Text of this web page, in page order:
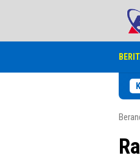
Jelang Perayaan HUT RI